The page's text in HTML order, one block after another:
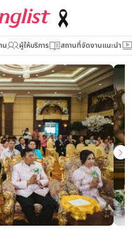
น ผู้ให้บริการ สถานที่จัดงานแนะนำ